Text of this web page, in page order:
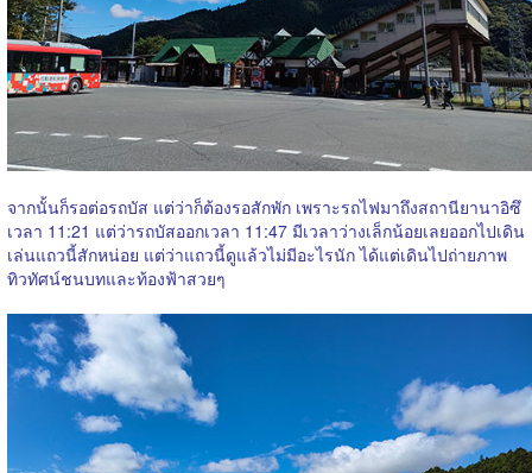
จากนั้นก็รอต่อรถบัส แต่ว่าก็ต้องรอสักพัก เพราะรถไฟมาถึงสถานียานาอิซึ
เวลา 11:21 แต่ว่ารถบัสออกเวลา 11:47 มีเวลาว่างเล็กน้อยเลยออกไปเดิน
เล่นแถวนี้สักหน่อย แต่ว่าแถวนี้ดูแล้วไม่มีอะไรนัก ได้แต่เดินไปถ่ายภาพ
ทิวทัศน์ชนบทและท้องฟ้าสวยๆ